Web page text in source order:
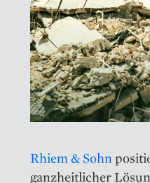
Rhiem & Sohn
ganzheitlicher